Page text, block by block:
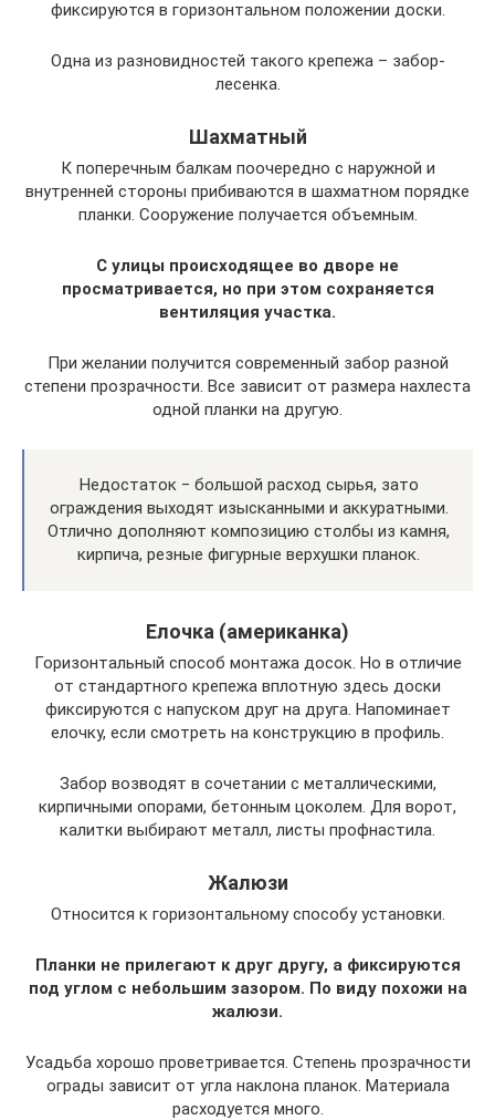
фиксируются в горизонтальном положении доски.
Одна из разновидностей такого крепежа – забор-
лесенка.
Шахматный
К поперечным балкам поочередно с наружной и
внутренней стороны прибиваются в шахматном порядке
планки. Сооружение получается объемным.
С улицы происходящее во дворе не
просматривается, но при этом сохраняется
вентиляция участка.
При желании получится современный забор разной
степени прозрачности. Все зависит от размера нахлеста
одной планки на другую.
Недостаток ‒ большой расход сырья, зато
ограждения выходят изысканными и аккуратными.
Отлично дополняют композицию столбы из камня,
кирпича, резные фигурные верхушки планок.
Елочка (американка)
Горизонтальный способ монтажа досок. Но в отличие
от стандартного крепежа вплотную здесь доски
фиксируются с напуском друг на друга. Напоминает
елочку, если смотреть на конструкцию в профиль.
Забор возводят в сочетании с металлическими,
кирпичными опорами, бетонным цоколем. Для ворот,
калитки выбирают металл, листы профнастила.
Жалюзи
Относится к горизонтальному способу установки.
Планки не прилегают к друг другу, а фиксируются
под углом с небольшим зазором. По виду похожи на
жалюзи.
Усадьба хорошо проветривается. Степень прозрачности
ограды зависит от угла наклона планок. Материала
расходуется много.